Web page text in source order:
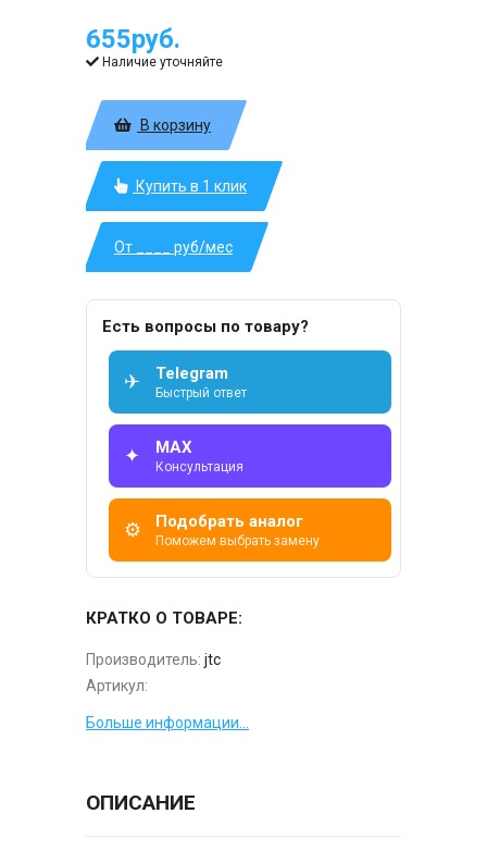
655руб.
Наличие уточняйте
В корзину
Купить в 1 клик
От ____ руб/мес
Есть вопросы по товару?
✈ Telegram
Быстрый ответ
✦ MAX
Консультация
⚙ Подобрать аналог
Поможем выбрать замену
КРАТКО О ТОВАРЕ:
Производитель: jtc
Артикул:
Больше информации...
ОПИСАНИЕ